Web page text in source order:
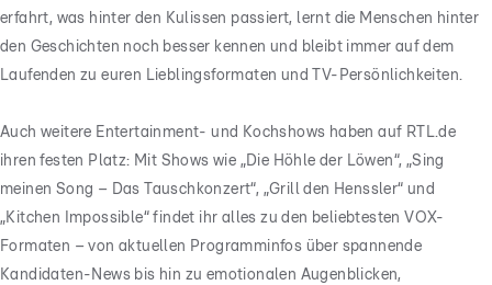
erfahrt, was hinter den Kulissen passiert, lernt die Menschen hinter
den Geschichten noch besser kennen und bleibt immer auf dem
Laufenden zu euren Lieblingsformaten und TV-Persönlichkeiten.
Auch weitere Entertainment- und Kochshows haben auf RTL.de
ihren festen Platz: Mit Shows wie „Die Höhle der Löwen“, „Sing
meinen Song – Das Tauschkonzert“, „Grill den Henssler“ und
„Kitchen Impossible“ findet ihr alles zu den beliebtesten VOX-
Formaten – von aktuellen Programminfos über spannende
Kandidaten-News bis hin zu emotionalen Augenblicken,